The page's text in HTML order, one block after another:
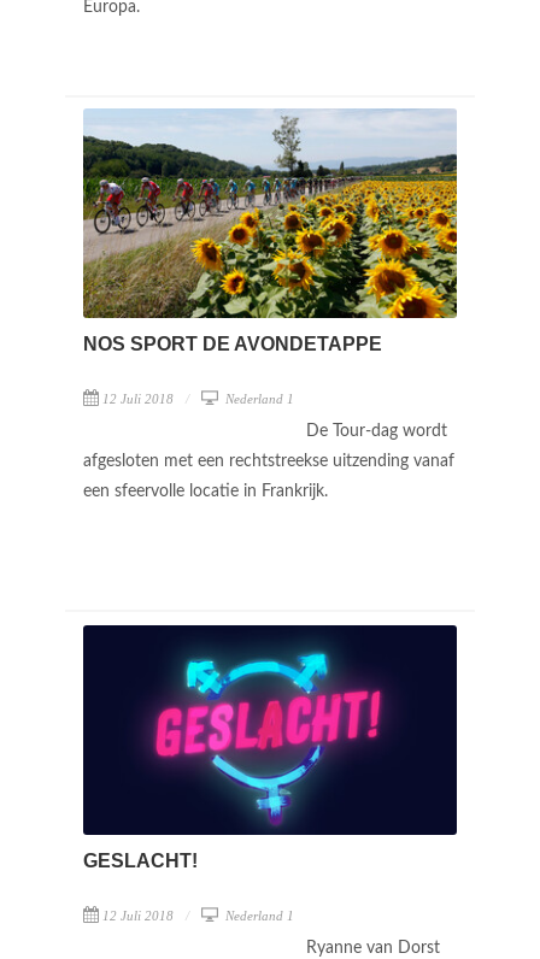
Europa.
NOS SPORT DE AVONDETAPPE
12 Juli 2018 Nederland 1
De Tour-dag wordt
afgesloten met een rechtstreekse uitzending vanaf
een sfeervolle locatie in Frankrijk.
GESLACHT!
12 Juli 2018 Nederland 1
Ryanne van Dorst